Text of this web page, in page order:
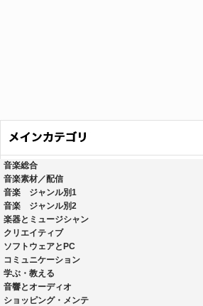
音楽総合
音楽素材／配信
音楽 ジャンル別1
音楽 ジャンル別2
楽器とミュージシャン
クリエイティブ
ソフトウェアとPC
コミュニケーション
学ぶ・教える
音響とオーディオ
ショッピング・メンテ